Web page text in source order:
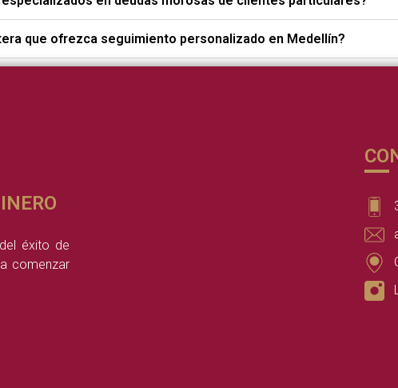
que ofrezca seguimiento personalizado en Medellín?
éxito de
comenzar